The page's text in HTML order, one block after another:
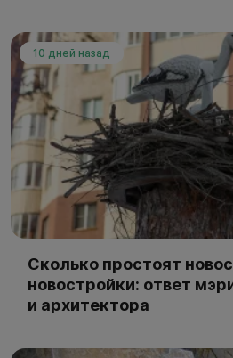
10 дней назад
Сколько простоят
новостройки: ответ
и архитектора